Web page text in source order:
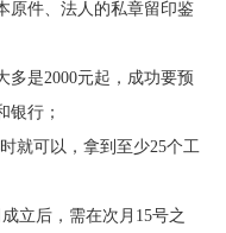
原件、法人的私章留印鉴
多是2000元起，成功要预
银行；
就可以，拿到至少25个工
立后，需在次月15号之